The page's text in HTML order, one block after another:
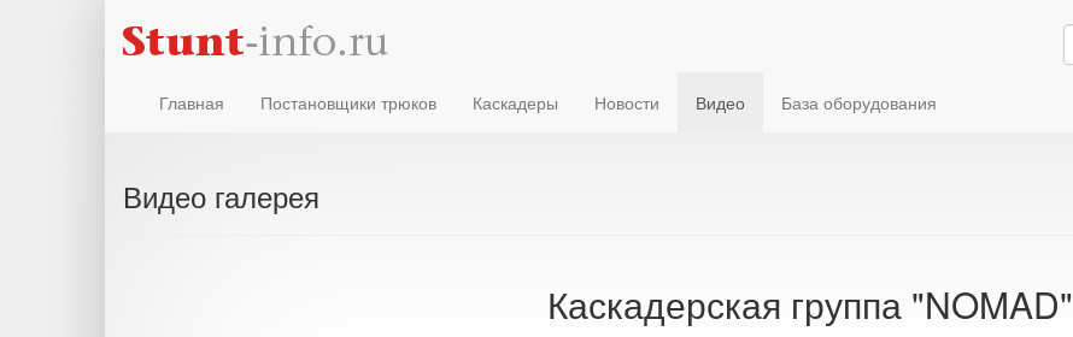
Главная Постановщики трюков Каскадеры Новости Видео База оборудования
Видео галерея
Каскадерская группа "NOMAD"